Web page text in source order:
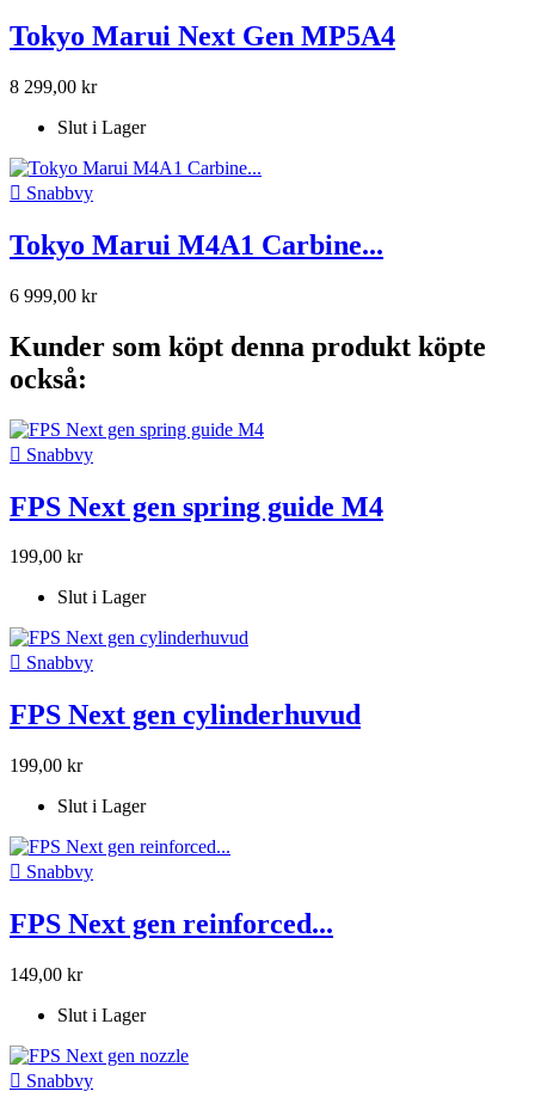
Tokyo Marui Next Gen MP5A4
8 299,00 kr
Slut i Lager
 Snabbvy
Tokyo Marui M4A1 Carbine...
6 999,00 kr
Kunder som köpt denna produkt köpte
också:
 Snabbvy
FPS Next gen spring guide M4
199,00 kr
Slut i Lager
 Snabbvy
FPS Next gen cylinderhuvud
199,00 kr
Slut i Lager
 Snabbvy
FPS Next gen reinforced...
149,00 kr
Slut i Lager
 Snabbvy